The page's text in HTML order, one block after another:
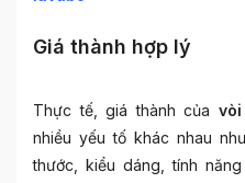
Giá thành hợp lý
Thực tế, giá thành của
nhiều yếu tố khác nhau
thước, kiểu dáng, tính